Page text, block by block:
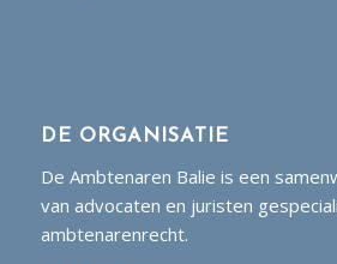
DE ORGANISATIE
De Ambtenaren Balie is een
van advocaten en juristen
ambtenarenrecht.